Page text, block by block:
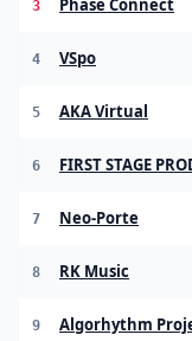
3 Phase Connect
4 VSpo
5 AKA Virtual
6 FIRST STAGE
7 Neo-Porte
8 RK Music
9 Algorhythm